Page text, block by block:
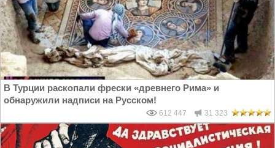
В Турции раскопали фрески «древнего Рима» и
обнаружили надписи на Русском!
612 447 31 323